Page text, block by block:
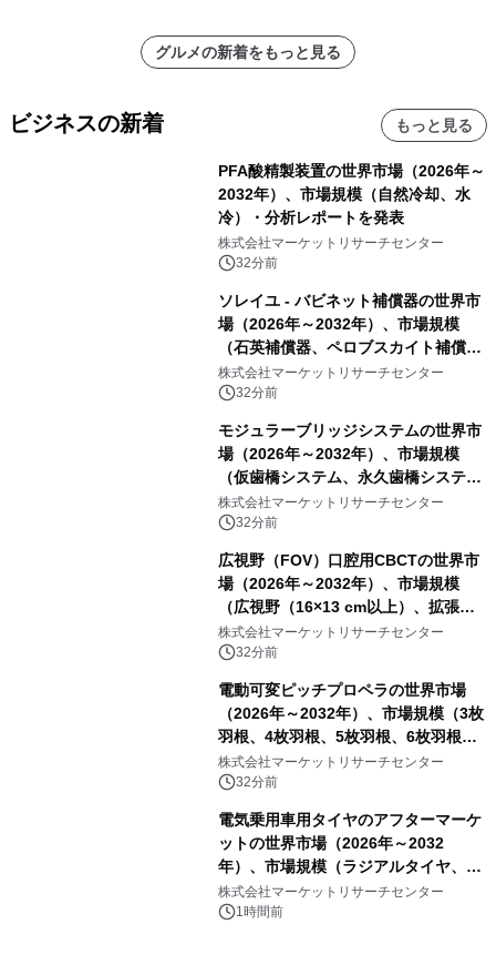
グルメの新着をもっと見る
ビジネスの新着 もっと見る
PFA酸精製装置の世界市場（2026年～
2032年）、市場規模（自然冷却、水
冷）・分析レポートを発表
株式会社マーケットリサーチセンター
32分前
ソレイユ - バビネット補償器の世界市
場（2026年～2032年）、市場規模
（石英補償器、ペロブスカイト補償
器、その他）・分析レポートを発表
株式会社マーケットリサーチセンター
32分前
モジュラーブリッジシステムの世界市
場（2026年～2032年）、市場規模
（仮歯橋システム、永久歯橋システ
ム）・分析レポートを発表
株式会社マーケットリサーチセンター
32分前
広視野（FOV）口腔用CBCTの世界市
場（2026年～2032年）、市場規模
（広視野（16×13 cm以上）、拡張広
視野（18×16 cm以上）、超広視野
（24×19 cm以上））・分析レポート
株式会社マーケットリサーチセンター
32分前
電動可変ピッチプロペラの世界市場
（2026年～2032年）、市場規模（3枚
羽根、4枚羽根、5枚羽根、6枚羽根、
その他）・分析レポートを発表
株式会社マーケットリサーチセンター
32分前
電気乗用車用タイヤのアフターマーケ
ットの世界市場（2026年～2032
年）、市場規模（ラジアルタイヤ、サ
イドウォール補強タイヤ、その他）・
分析レポートを発表
株式会社マーケットリサーチセンター
1時間前